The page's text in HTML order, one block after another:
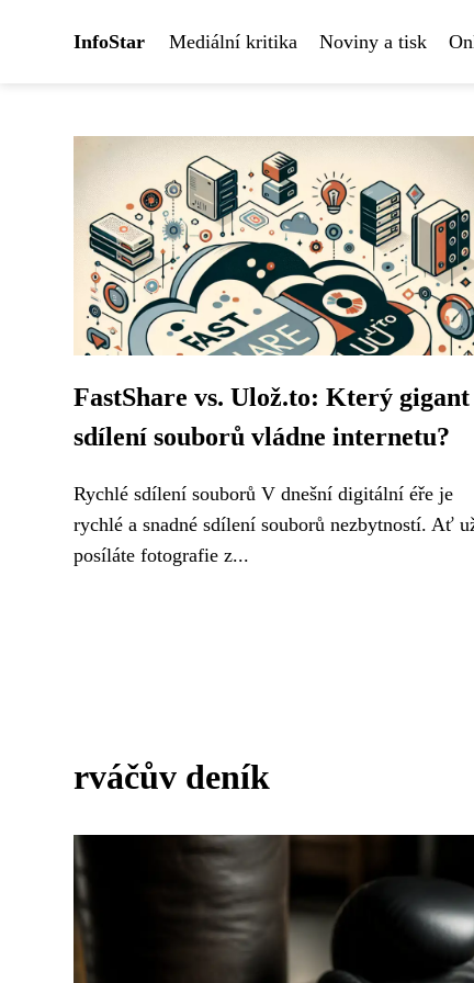
InfoStar Mediální kritika Noviny a tisk
FastShare vs. Ulož.to: Který gigant
sdílení souborů vládne internetu?
Rychlé sdílení souborů V dnešní digitální éře je
rychlé a snadné sdílení souborů nezbytností. Ať
posíláte fotografie z...
rváčův deník